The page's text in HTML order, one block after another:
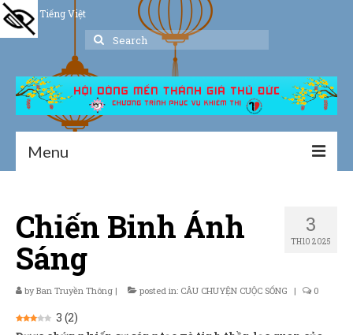
Tiếng Việt
Search
Menu
Giới thiệu
Hoạt động
Thư viện
Dịch vụ hỗ trợ
3
TH10 2025
Chiến Binh Ánh
Sáng
byBan Truyền Thông | posted in: CÂU CHUYỆN CUỘC SỐNG | 0
3 (2)